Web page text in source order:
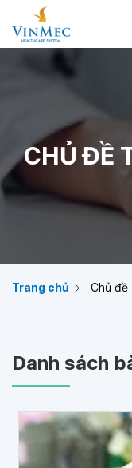
CHỦ ĐỀ
Trang chủ Chủ đề
Danh sách